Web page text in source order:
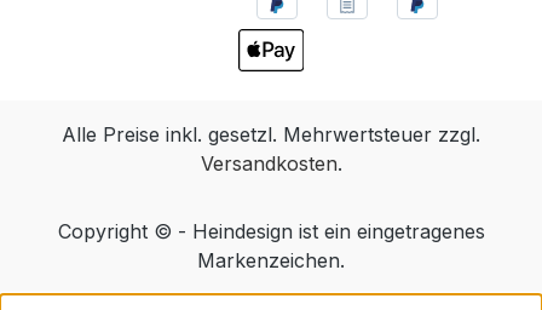
Alle Preise inkl. gesetzl. Mehrwertsteuer zzgl.
Versandkosten.
Copyright © - Heindesign ist ein eingetragenes
Markenzeichen.